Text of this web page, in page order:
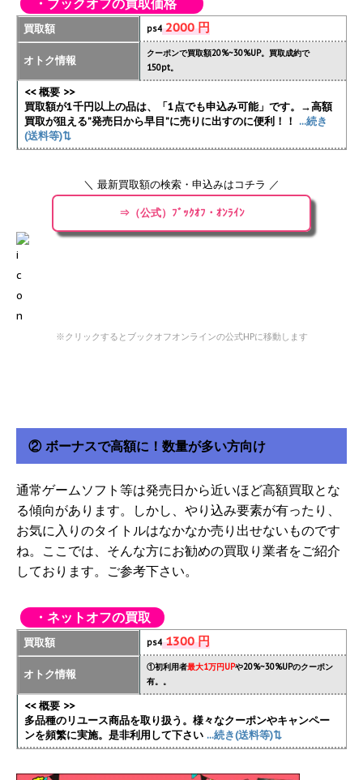
買取額 ps42000 円
オトク情報
クーポンで買取額20%~30%UP。買取成約で
150pt。
<< 概要 >>
買取額が1千円以上の品は、「1点でも申込み可能」です。→高額
買取が狙える”発売日から早目”に売りに出すのに便利！！ ...続き
(送料等)⇅
＼ 最新買取額の検索・申込みはコチラ ／
⇒（公式）ﾌﾞｯｸｵﾌ・ｵﾝﾗｲﾝ
※クリックするとブックオフオンラインの公式HPに移動します
② ボーナスで高額に！数量が多い方向け
通常ゲームソフト等は発売日から近いほど高額買取とな
る傾向があります。しかし、やり込み要素が有ったり、
お気に入りのタイトルはなかなか売り出せないものです
ね。ここでは、そんな方にお勧めの買取り業者をご紹介
しております。ご参考下さい。
・ネットオフの買取
買取額 ps41300 円
オトク情報
①初利用者最大1万円UPや20%~30%UPのクーポン
有。。
<< 概要 >>
多品種のリユース商品を取り扱う。様々なクーポンやキャンペー
ンを頻繁に実施。是非利用して下さい ...続き(送料等)⇅